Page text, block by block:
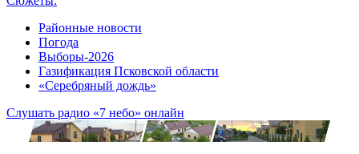
Районные новости
Погода
Выборы-2026
Газификация Псковской области
«Серебряный дождь»
Слушать радио «7 небо» онлайн